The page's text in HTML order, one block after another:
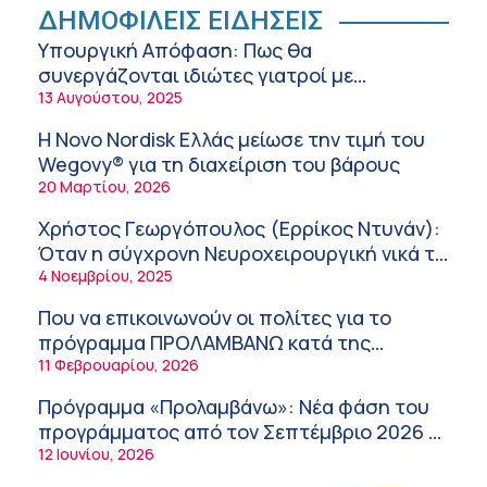
Ειρήνη Ζίγκιρη (Ερρίκος Ντυνάν): H θερμική
καταπόνηση στους ηλικιωμένους
εργαζόμενους
6:11 πμ
Σύσκεψη στον ΕΟΦ για την ομαλή
λειτουργία της εφοδιαστικής αλυσίδας των
φαρμάκων στη διάρκεια του καλοκαιριού
12:08 μμ
Μιχάλης Τάτσης, Insurance & Healthcare
Analyst, διευθυντής Επιχειρηματικής
Ανάπτυξης Ομίλου HHG
11:54 πμ
Kavita Patel: Ένα στα πέντε καινοτόμα
φάρμακα φτάνει τελικά στην Ελλάδα
9:21 πμ
Υπάρχει τελικά «δίαιτα θυρεοειδούς»; Τι
λέει η επιστήμη για τη διατροφή και τα
συμπληρώματα
7:38 πμ
Πυρκαγιά στη Δυτική Αττική: Οι κίνδυνοι για
ΔΗΜΟΦΙΛΕΙΣ ΕΙΔΗΣΕΙΣ
Υπουργική Απόφαση: Πως θα
συνεργάζονται ιδιώτες γιατροί με
νοσοκομεία του δημοσίου συστήματος
13 Αυγούστου, 2025
Η Novo Nordisk Ελλάς μείωσε την τιμή του
Wegovy® για τη διαχείριση του βάρους
20 Μαρτίου, 2026
Χρήστος Γεωργόπουλος (Ερρίκος Ντυνάν):
Όταν η σύγχρονη Νευροχειρουργική νικά το
φόβο!
4 Νοεμβρίου, 2025
Που να επικοινωνούν οι πολίτες για το
πρόγραμμα ΠΡΟΛΑΜΒΑΝΩ κατά της
παχυσαρκίας
11 Φεβρουαρίου, 2026
Πρόγραμμα «Προλαμβάνω»: Νέα φάση του
προγράμματος από τον Σεπτέμβριο 2026 –
Δωρεάν προληπτικές εξετάσεις έως το
12 Ιουνίου, 2026